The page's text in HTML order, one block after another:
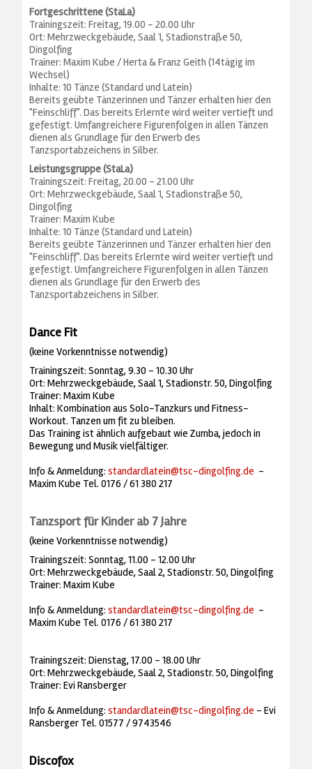
Fortgeschrittene (StaLa)
Trainingszeit: Freitag, 19.00 - 20.00 Uhr
Ort: Mehrzweckgebäude, Saal 1, Stadionstraße 50,
Dingolfing
Trainer: Maxim Kube / Herta & Franz Geith (14tägig im
Wechsel)
Inhalte: 10 Tänze (Standard und Latein)
Bereits geübte Tänzerinnen und Tänzer erhalten hier den
"Feinschliff". Das bereits Erlernte wird weiter vertieft und
gefestigt. Umfangreichere Figurenfolgen in allen Tänzen
dienen als Grundlage für den Erwerb des
Tanzsportabzeichens in Silber.
Leistungsgruppe (StaLa)
Trainingszeit: Freitag, 20.00 - 21.00 Uhr
Ort: Mehrzweckgebäude, Saal 1, Stadionstraße 50,
Dingolfing
Trainer: Maxim Kube
Inhalte: 10 Tänze (Standard und Latein)
Bereits geübte Tänzerinnen und Tänzer erhalten hier den
"Feinschliff". Das bereits Erlernte wird weiter vertieft und
gefestigt. Umfangreichere Figurenfolgen in allen Tänzen
dienen als Grundlage für den Erwerb des
Tanzsportabzeichens in Silber.
Dance Fit
(keine Vorkenntnisse notwendig)
Trainingszeit: Sonntag, 9.30 - 10.30 Uhr
Ort: Mehrzweckgebäude, Saal 1, Stadionstr. 50, Dingolfing
Trainer: Maxim Kube
Inhalt: Kombination aus Solo-Tanzkurs und Fitness-
Workout. Tanzen um fit zu bleiben.
Das Training ist ähnlich aufgebaut wie Zumba, jedoch in
Bewegung und Musik vielfältiger.
Info & Anmeldung:standardlatein@tsc-dingolfing.de -
Maxim Kube Tel. 0176 / 61 380 217
Tanzsport für Kinder ab 7 Jahre
(keine Vorkenntnisse notwendig)
Trainingszeit: Sonntag, 11.00 - 12.00 Uhr
Ort: Mehrzweckgebäude, Saal 2, Stadionstr. 50, Dingolfing
Trainer: Maxim Kube
Info & Anmeldung:standardlatein@tsc-dingolfing.de -
Maxim Kube Tel. 0176 / 61 380 217
Trainingszeit: Dienstag, 17.00 - 18.00 Uhr
Ort: Mehrzweckgebäude, Saal 2, Stadionstr. 50, Dingolfing
Trainer: Evi Ransberger
Info & Anmeldung:standardlatein@tsc-dingolfing.de - Evi
Ransberger Tel. 01577 / 9743546
Discofox